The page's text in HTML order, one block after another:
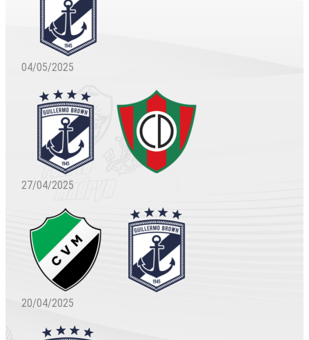
04/05/2025
27/04/2025
20/04/2025